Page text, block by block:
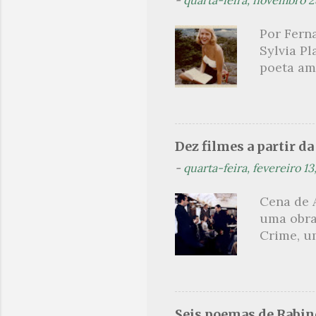
heróico
próprio
Por
Sylvia
poeta
como
Hughes.
aluna
ao livro
Dez filmes a partir
- quarta-feira, fevereiro
Cena de
uma
Crime,
um dos